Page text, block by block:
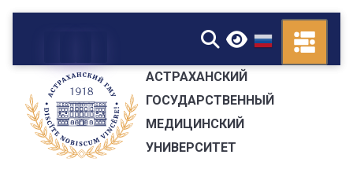
▼
АСТРАХАНСКИЙ
ГОСУДАРСТВЕННЫЙ
МЕДИЦИНСКИЙ
УНИВЕРСИТЕТ